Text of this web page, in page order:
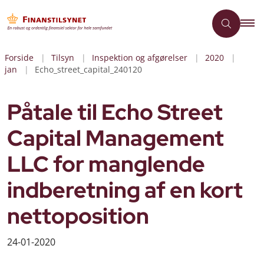
Forside Tilsyn Inspektion og afgørelser
2020
jan
Echo_street_capital_240120
Påtale til Echo Street
Capital Management
LLC for manglende
indberetning af en kort
nettoposition
24-01-2020